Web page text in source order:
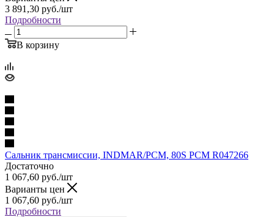
3 891,30 руб./шт
Подробности
В корзину
Сальник трансмиссии, INDMAR/PCM, 80S PCM R047266
Достаточно
1 067,60 руб./шт
Варианты цен
1 067,60 руб./шт
Подробности